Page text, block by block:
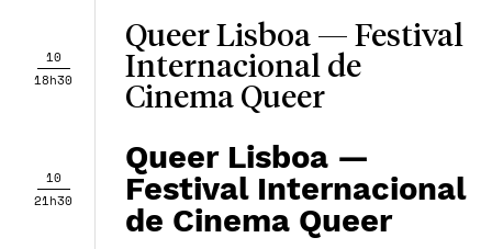
10
18h30
Queer Lisboa — Festival
Internacional de
Cinema Queer
10
21h30
Queer Lisboa —
Festival Internacional
de Cinema Queer